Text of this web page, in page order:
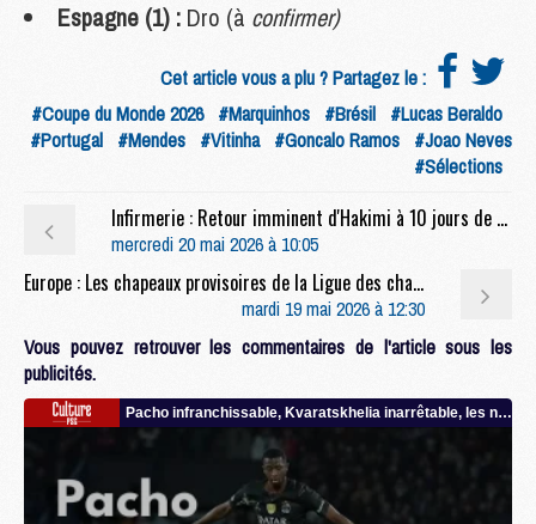
Espagne (1) : Dro (à confirmer)
Cet article vous a plu ? Partagez le :
#Coupe du Monde 2026 #Marquinhos #Brésil #Lucas Beraldo
#Portugal #Mendes #Vitinha #Goncalo Ramos #Joao Neves
#Sélections
Infirmerie : Retour imminent d'Hakimi à 10 jours de PSG/Arsenal
mercredi 20 mai 2026 à 10:05
Europe : Les chapeaux provisoires de la Ligue des champions 2026/27
mardi 19 mai 2026 à 12:30
Vous pouvez retrouver les commentaires de l'article sous les
publicités.